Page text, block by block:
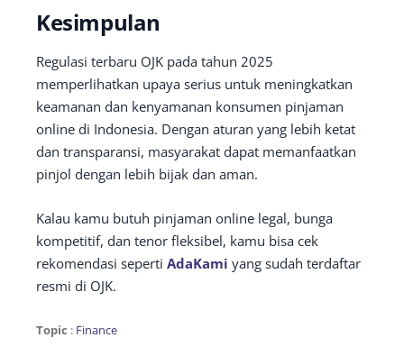
Kesimpulan
Regulasi terbaru OJK pada tahun 2025
memperlihatkan upaya serius untuk meningkatkan
keamanan dan kenyamanan konsumen pinjaman
online di Indonesia. Dengan aturan yang lebih ketat
dan transparansi, masyarakat dapat memanfaatkan
pinjol dengan lebih bijak dan aman.
Kalau kamu butuh pinjaman online legal, bunga
kompetitif, dan tenor fleksibel, kamu bisa cek
rekomendasi seperti AdaKami yang sudah terdaftar
resmi di OJK.
Topic : Finance